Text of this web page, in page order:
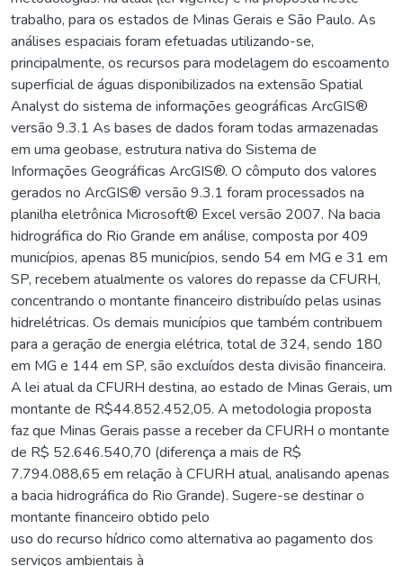
trabalho, para os estados de Minas Gerais e São Paulo. As
análises espaciais foram efetuadas utilizando-se,
principalmente, os recursos para modelagem do escoamento
superficial de águas disponibilizados na extensão Spatial
Analyst do sistema de informações geográficas ArcGIS®
versão 9.3.1 As bases de dados foram todas armazenadas
em uma geobase, estrutura nativa do Sistema de
Informações Geográficas ArcGIS®. O cômputo dos valores
gerados no ArcGIS® versão 9.3.1 foram processados na
planilha eletrônica Microsoft® Excel versão 2007. Na bacia
hidrográfica do Rio Grande em análise, composta por 409
municípios, apenas 85 municípios, sendo 54 em MG e 31 em
SP, recebem atualmente os valores do repasse da CFURH,
concentrando o montante financeiro distribuído pelas usinas
hidrelétricas. Os demais municípios que também contribuem
para a geração de energia elétrica, total de 324, sendo 180
em MG e 144 em SP, são excluídos desta divisão financeira.
A lei atual da CFURH destina, ao estado de Minas Gerais, um
montante de R$44.852.452,05. A metodologia proposta
faz que Minas Gerais passe a receber da CFURH o montante
de R$ 52.646.540,70 (diferença a mais de R$
7.794.088,65 em relação à CFURH atual, analisando apenas
a bacia hidrográfica do Rio Grande). Sugere-se destinar o
montante financeiro obtido pelo
uso do recurso hídrico como alternativa ao pagamento dos
serviços ambientais à